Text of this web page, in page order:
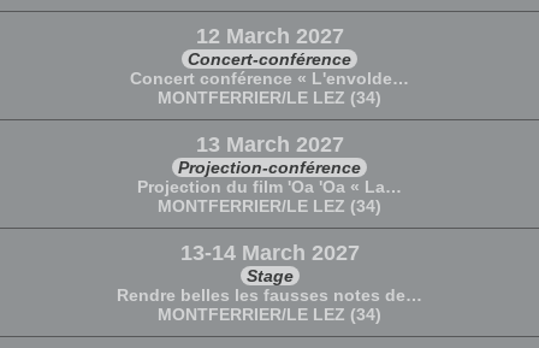
12 March 2027
Concert-conférence
Concert conférence « L'envolde…
MONTFERRIER/LE LEZ (34)
13 March 2027
Projection-conférence
Projection du film 'Oa 'Oa « La…
MONTFERRIER/LE LEZ (34)
13-14 March 2027
Stage
Rendre belles les fausses notes de…
MONTFERRIER/LE LEZ (34)